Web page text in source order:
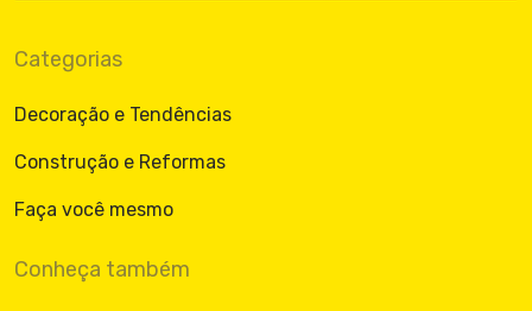
Categorias
Decoração e Tendências
Construção e Reformas
Faça você mesmo
Conheça também